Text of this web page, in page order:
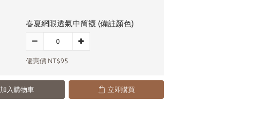
春夏網眼透氣中筒襪 (備註顏色)
優惠價 NT$95
加入購物車 立即購買